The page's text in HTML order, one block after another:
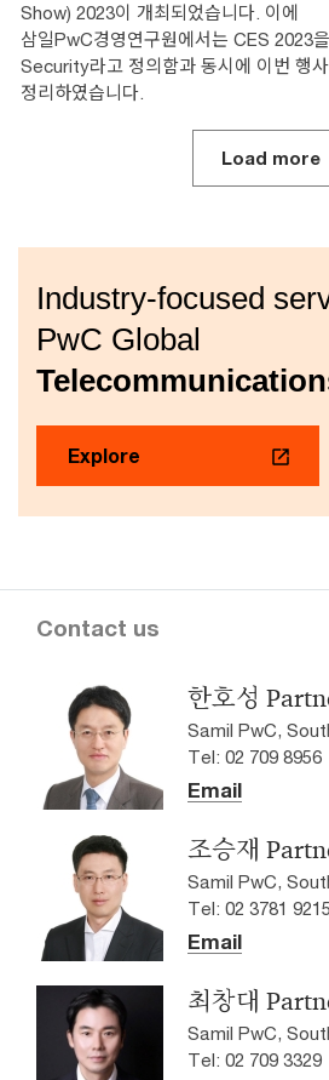
Show) 2023이 개최되었습니다. 이에
삼일PwC경영연구원에서는 CES 2023
Security라고 정의함과 동시에 이번 행
정리하였습니다.
Load more
Industry-focused
PwC Global
Explore
Contact us
한호성
Samil PwC,
Tel: 02 709 8956
Email
조승재
Samil PwC,
Tel: 02 3781 9215
Email
최창대
Samil PwC,
Tel: 02 709 3329